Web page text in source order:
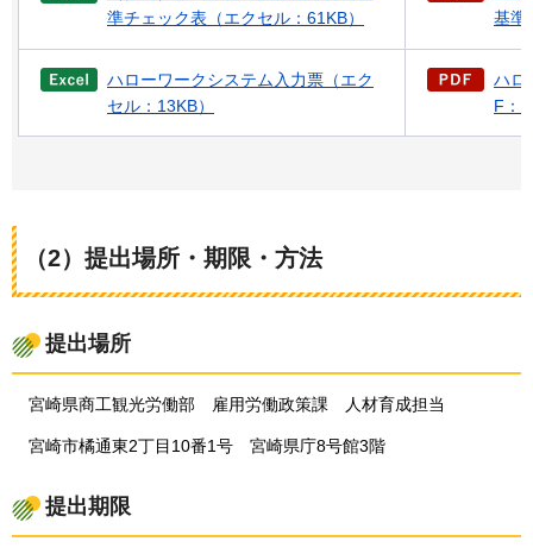
準チェック表（エクセル：61KB）
基準
ハローワークシステム入力票（エク
セル：13KB）
ハロ
F：
（2）提出場所・期限・方法
提出場所
宮崎県商工観光労働部 雇用労働政策課 人材育成担当
宮崎市橘通東2丁目10番1号 宮崎県庁8号館3階
提出期限